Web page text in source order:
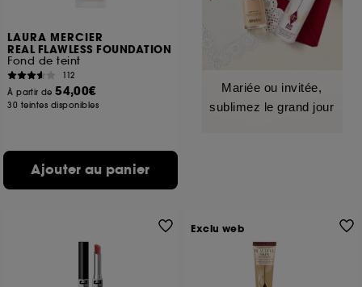
LAURA MERCIER
REAL FLAWLESS FOUNDATION
Fond de teint
112
À partir de54,00€
30 teintes disponibles
Ajouter au panier
Mariée ou invitée,
sublimez le grand jour
Exclu web